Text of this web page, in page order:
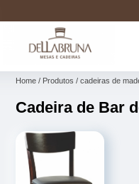
Home Produtos cadeiras de
Cadeira de Bar